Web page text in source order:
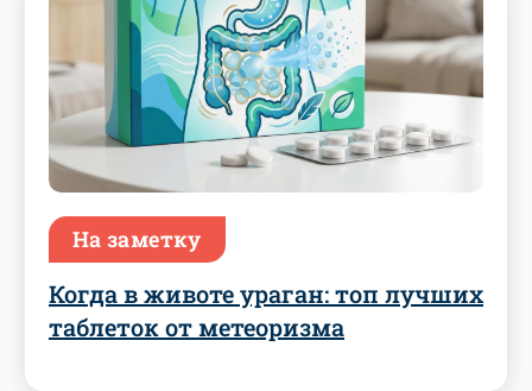
На заметку
Когда в животе ураган: топ лучших
таблеток от метеоризма